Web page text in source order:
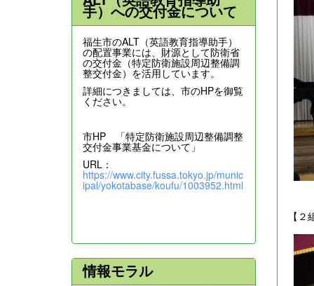
【２
手）への交付金について
福生市のALT（英語教育指導助手）
の配置事業には、財源として防衛省
の交付金（特定防衛施設周辺整備調
整交付金）を活用しています。
詳細につきましては、市のHPを御覧
ください。
市HP 「特定防衛施設周辺整備調整
交付金事業基金について」
URL：
https://www.city.fussa.tokyo.jp/munic
ipal/yokotabase/koufu/1003952.html
情報モラル